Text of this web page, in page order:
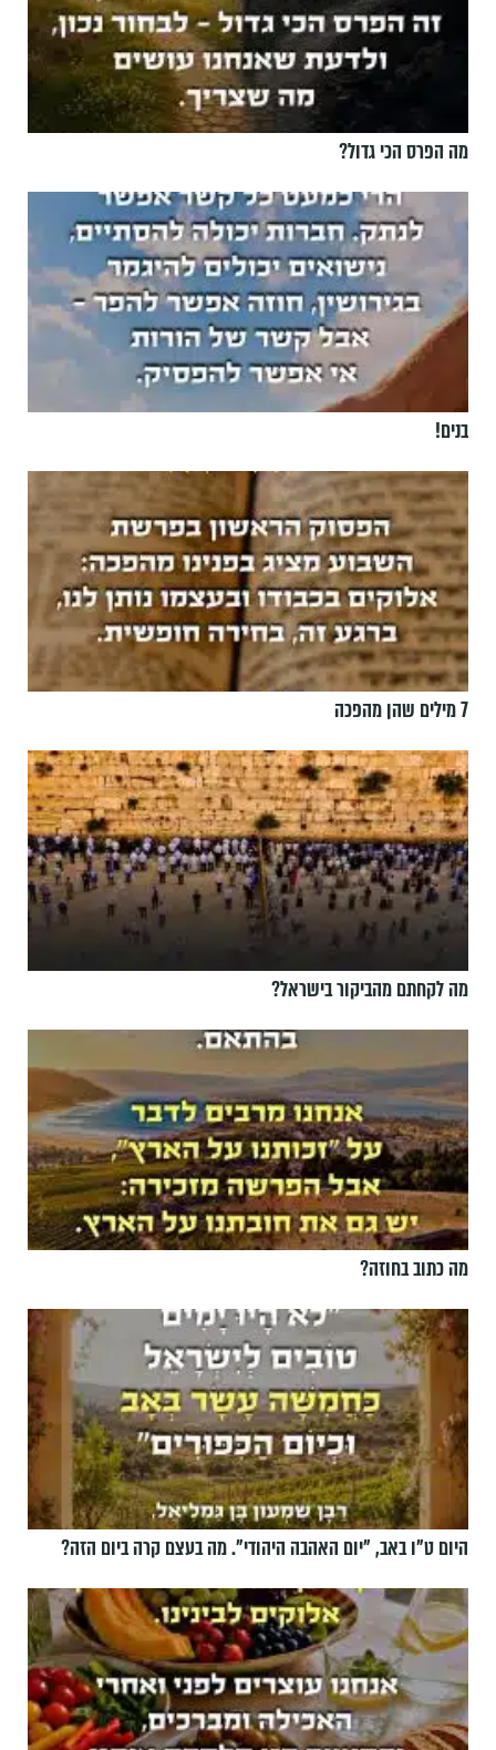
מה הפרס הכי גדול?
בנים!
7 מילים שהן מהפכה
מה לקחתם מהביקור בישראל?
מה כתוב בחוזה?
היום ט"ו באב, ”יום האהבה היהודי". מה בעצם קרה ביום הזה?